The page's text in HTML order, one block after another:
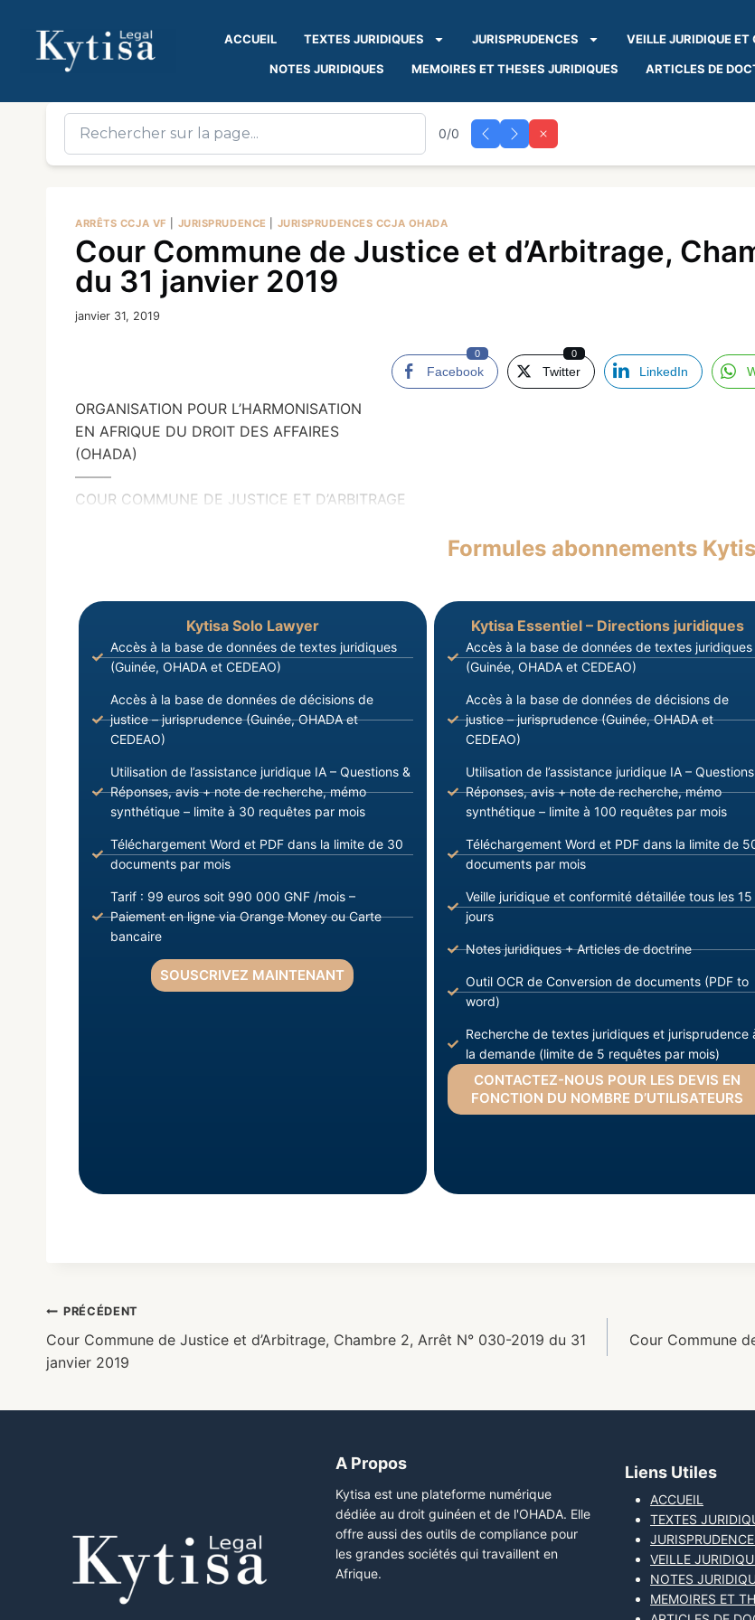
ACCUEIL TEXTES JURIDIQUES JURISPRUDENCES VEILLE JURIDIQUE
NOTES JURIDIQUES MEMOIRES ET THESES JURIDIQUES ARTICLES DE
0/0
ARRÊTS CCJA VF JURISPRUDENCE JURISPRUDENCES CCJA OHADA
Cour Commune de Justice et d’Arbitrage,
du 31 janvier 2019
janvier 31, 2019
Facebook
0
Twitter
0
LinkedIn
ORGANISATION POUR L’HARMONISATION
EN AFRIQUE DU DROIT DES AFFAIRES
(OHADA)
——–
COUR COMMUNE DE JUSTICE ET D’ARBITRAGE
Formules abonnements
Kytisa Solo Lawyer
Accès à la base de données de textes juridiques
(Guinée, OHADA et CEDEAO)
Accès à la base de données de décisions de
justice – jurisprudence (Guinée, OHADA et
CEDEAO)
Utilisation de l’assistance juridique IA – Questions &
Réponses, avis + note de recherche, mémo
synthétique – limite à 30 requêtes par mois
Téléchargement Word et PDF dans la limite de 30
documents par mois
Tarif : 99 euros soit 990 000 GNF /mois –
Paiement en ligne via Orange Money ou Carte
bancaire
SOUSCRIVEZ MAINTENANT
Kytisa Essentiel – Directions juridiques
Accès à la base de données de textes juridiques
(Guinée, OHADA et CEDEAO)
Accès à la base de données de décisions de
justice – jurisprudence (Guinée, OHADA et
CEDEAO)
Utilisation de l’assistance juridique IA –
Réponses, avis + note de recherche, mémo
synthétique – limite à 100 requêtes par mois
Téléchargement Word et PDF dans la limite de
documents par mois
Veille juridique et conformité détaillée tous les 15
jours
Notes juridiques + Articles de doctrine
Outil OCR de Conversion de documents (PDF to
word)
Recherche de textes juridiques et jurisprudence
la demande (limite de 5 requêtes par mois)
CONTACTEZ-NOUS POUR LES DEVIS EN
FONCTION DU NOMBRE D’UTILISATEURS
PRÉCÉDENT
Cour Commune de Justice et d’Arbitrage, Chambre 2, Arrêt N° 030-2019 du 31
janvier 2019
Cour Commune
A Propos
Kytisa est une plateforme numérique
dédiée au droit guinéen et de l'OHADA. Elle
offre aussi des outils de compliance pour
les grandes sociétés qui travaillent en
Afrique.
Liens Utiles
ACCUEIL
TEXTES
VEILLE
NOTES
MEMOIRES ET